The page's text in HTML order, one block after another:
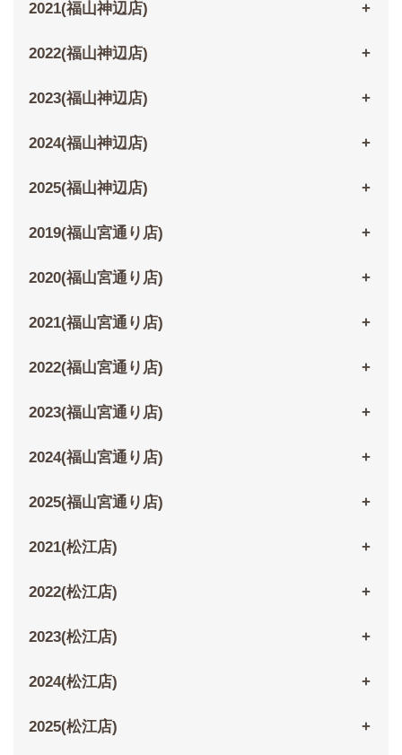
2021(福山神辺店)
2022(福山神辺店)
2023(福山神辺店)
2024(福山神辺店)
2025(福山神辺店)
2019(福山宮通り店)
2020(福山宮通り店)
2021(福山宮通り店)
2022(福山宮通り店)
2023(福山宮通り店)
2024(福山宮通り店)
2025(福山宮通り店)
2021(松江店)
2022(松江店)
2023(松江店)
2024(松江店)
2025(松江店)